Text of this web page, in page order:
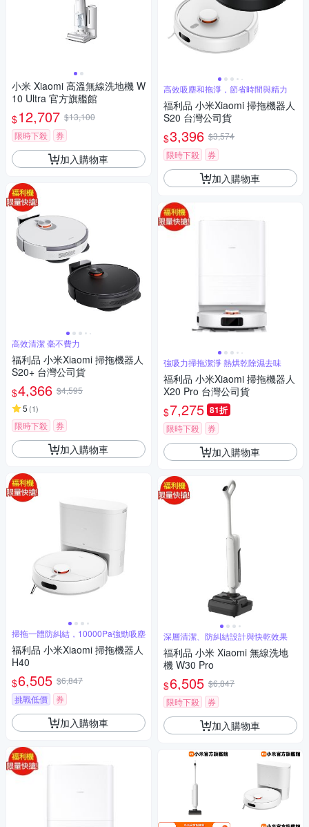
小米 Xiaomi 高溫無線洗地機 W
10 Ultra 官方旗艦館
$12,707 $13,100
限時下殺
券
加入購物車
高效清潔 毫不費力
福利品 小米Xiaomi 掃拖機器人
S20+ 台灣公司貨
$4,366 $4,595
5 (1)
限時下殺 券
加入購物車
掃拖一體防糾結，10000Pa強勁吸塵
福利品 小米Xiaomi 掃拖機器人
H40
$6,505 $6,847
挑戰低價
券
加入購物車
高效吸塵和拖淨，節省時間與精力
福利品 小米Xiaomi 掃拖機器人
S20 台灣公司貨
$3,396 $3,574
限時下殺
券
加入購物車
強吸力掃拖潔淨 熱烘乾除濕去味
福利品 小米Xiaomi 掃拖機器人
X20 Pro 台灣公司貨
$7,275 81折
限時下殺 券
加入購物車
深層清潔、防糾結設計與快乾效果
福利品 小米 Xiaomi 無線洗地
機 W30 Pro
$6,505 $6,847
限時下殺
券
加入購物車